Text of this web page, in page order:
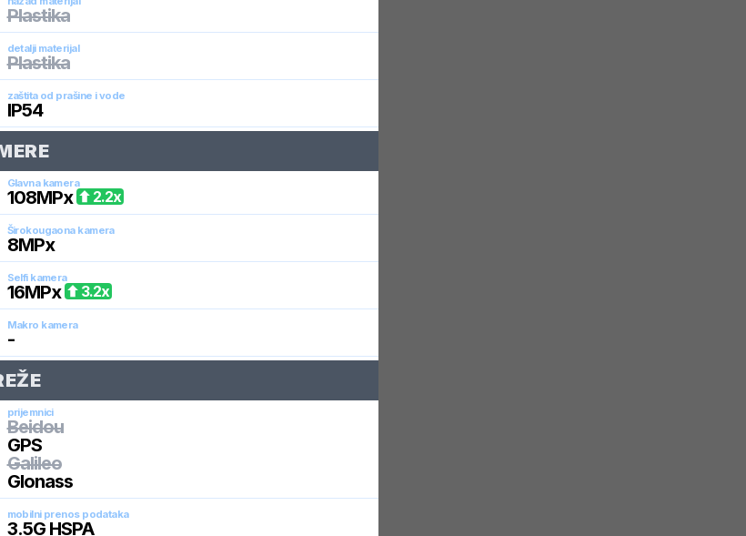
Plastika
detalji materijal
Plastika
zaštita od prašine i vode
IP54
Glavna kamera
108MPx 2.2x
Širokougaona kamera
8MPx
Selfi kamera
16MPx 3.2x
Makro kamera
-
prijemnici
Beidou
GPS
Galileo
Glonass
mobilni prenos podataka
3.5G HSPA